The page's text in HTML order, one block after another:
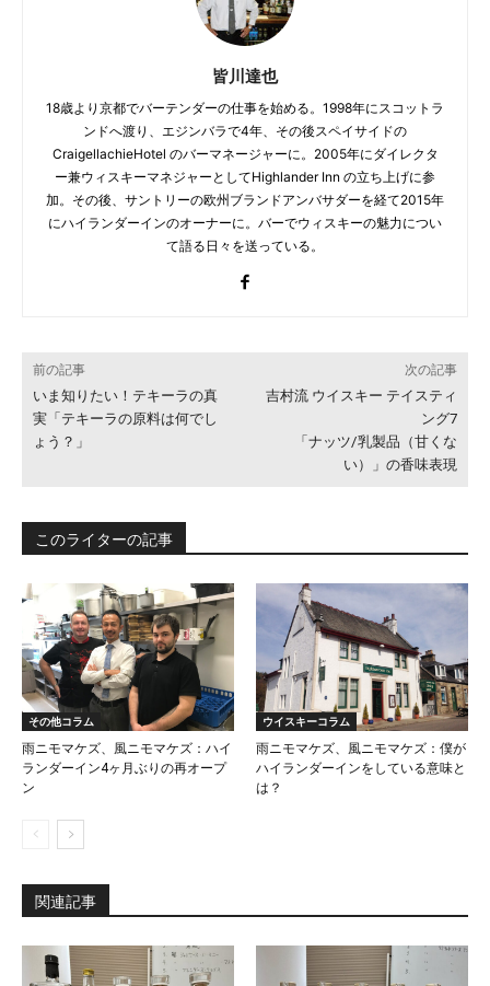
皆川達也
18歳より京都でバーテンダーの仕事を始める。1998年にスコットラ
ンドへ渡り、エジンバラで4年、その後スペイサイドの
CraigellachieHotel のバーマネージャーに。2005年にダイレクタ
ー兼ウィスキーマネジャーとしてHighlander Inn の立ち上げに参
加。その後、サントリーの欧州ブランドアンバサダーを経て2015年
にハイランダーインのオーナーに。バーでウィスキーの魅力につい
て語る日々を送っている。
前の記事
いま知りたい！テキーラの真
実「テキーラの原料は何でし
ょう？」
次の記事
吉村流 ウイスキー テイスティ
ング7
「ナッツ/乳製品（甘くな
い）」の香味表現
このライターの記事
その他コラム
雨ニモマケズ、風ニモマケズ：ハイ
ランダーイン4ヶ月ぶりの再オープ
ン
ウイスキーコラム
雨ニモマケズ、風ニモマケズ：僕が
ハイランダーインをしている意味と
は？
関連記事